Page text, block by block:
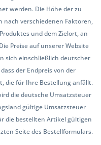
werden. Die Höhe der zu
verschiedenen Faktoren,
und dem Zielort, an
Preise auf unserer Website
sich einschließlich deutscher
der Endpreis von der
die für Ihre Bestellung anfällt.
die deutsche Umsatzsteuer
gültige Umsatzsteuer
die bestellten Artikel gültigen
Seite des Bestellformulars.